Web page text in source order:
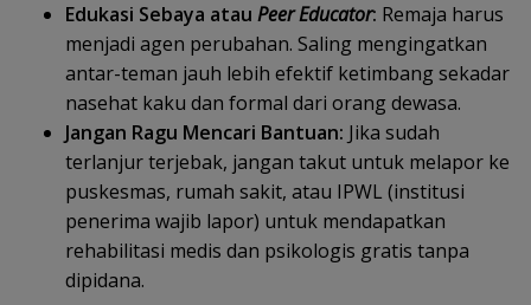
Edukasi Sebaya atau Peer Educator: Remaja harus
menjadi agen perubahan. Saling mengingatkan
antar-teman jauh lebih efektif ketimbang sekadar
nasehat kaku dan formal dari orang dewasa.
Jangan Ragu Mencari Bantuan: Jika sudah
terlanjur terjebak, jangan takut untuk melapor ke
puskesmas, rumah sakit, atau IPWL (institusi
penerima wajib lapor) untuk mendapatkan
rehabilitasi medis dan psikologis gratis tanpa
dipidana.